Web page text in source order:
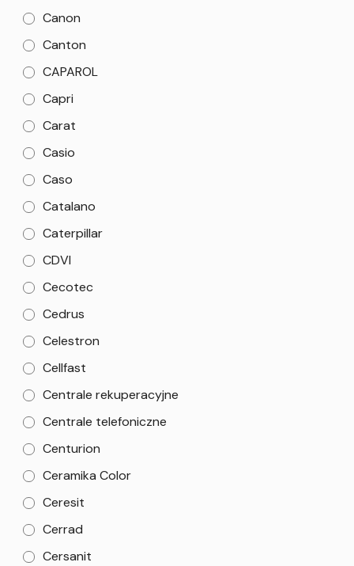
Canon
Canton
CAPAROL
Capri
Carat
Casio
Caso
Catalano
Caterpillar
CDVI
Cecotec
Cedrus
Celestron
Cellfast
Centrale rekuperacyjne
Centrale telefoniczne
Centurion
Ceramika Color
Ceresit
Cerrad
Cersanit